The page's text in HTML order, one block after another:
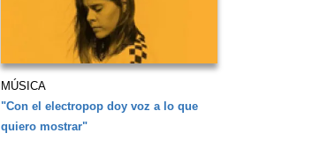
MÚSICA
"Con el electropop doy voz a lo que
quiero mostrar"